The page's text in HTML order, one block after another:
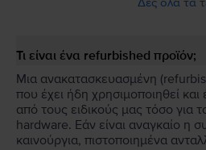
Τι είναι ένα refurbished προϊόν;
Μια ανακατασκευασμένη
που έχει ήδη χρησιμοποιηθεί και
από τους ειδικούς μας τόσο για
hardware. Εάν είναι αναγκαίο η
καινούργια, πιστοποιημένα